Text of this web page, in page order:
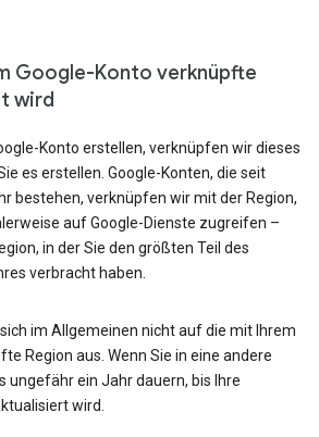
Google-Konto verknüpfte
wird
Konto erstellen, verknüpfen wir dieses
es erstellen. Google-Konten, die seit
bestehen, verknüpfen wir mit der Region,
auf Google-Dienste zugreifen –
in der Sie den größten Teil des
verbracht haben.
im Allgemeinen nicht auf die mit Ihrem
Region aus. Wenn Sie in eine andere
ungefähr ein Jahr dauern, bis Ihre
wird.